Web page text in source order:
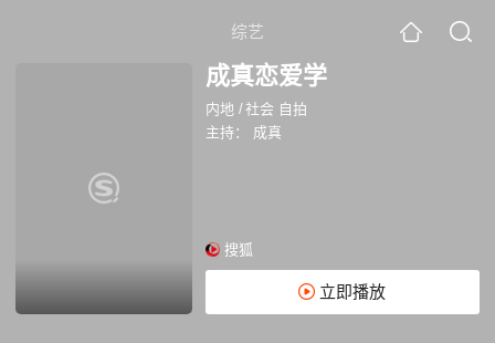
综艺
成真恋爱学
内地 /社会 自拍
主持：
成真
搜狐
立即播放